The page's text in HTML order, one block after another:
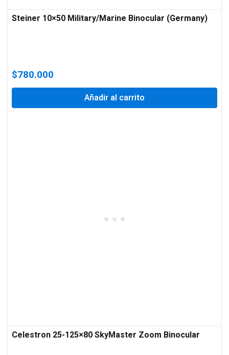
Steiner 10×50 Military/Marine Binocular (Germany)
$780.000
Añadir al carrito
Celestron 25-125×80 SkyMaster Zoom Binocular